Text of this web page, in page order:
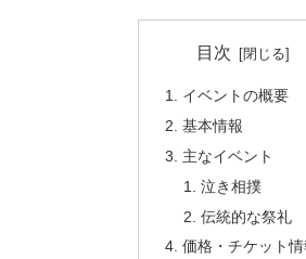
目次
イベントの概要
基本情報
主なイベント
泣き相撲
伝統的な祭礼
価格・チケット情